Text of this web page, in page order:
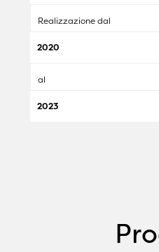
Realizzazione dal
2020
al
2023